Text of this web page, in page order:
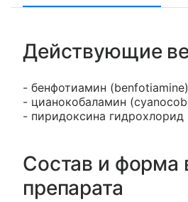
Действующие
- бенфотиамин (benfotiamine)
- цианокобаламин
- пиридоксина гидрохлорид
Состав и форма
препарата